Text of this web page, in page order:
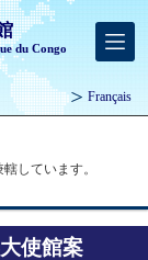
du Congo
Français
轄しています。
使館案